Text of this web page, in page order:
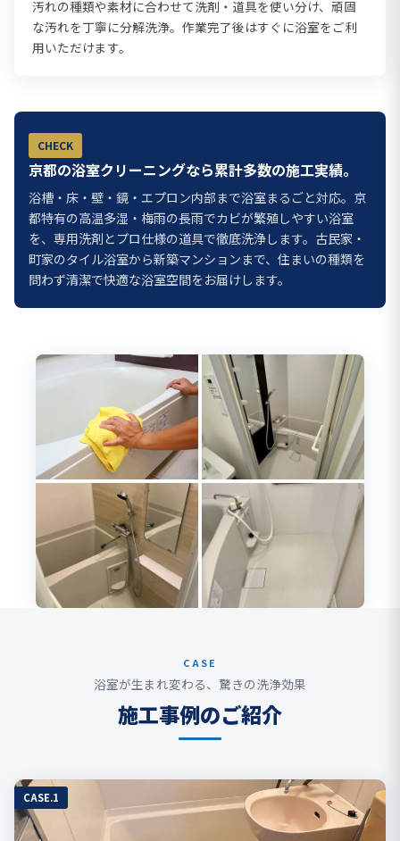
汚れの種類や素材に合わせて洗剤・道具を使い分け、頑固
な汚れを丁寧に分解洗浄。作業完了後はすぐに浴室をご利
用いただけます。
CHECK
京都の浴室クリーニングなら累計多数の施工実績。
浴槽・床・壁・鏡・エプロン内部まで浴室まるごと対応。京
都特有の高温多湿・梅雨の長雨でカビが繁殖しやすい浴室
を、専用洗剤とプロ仕様の道具で徹底洗浄します。古民家・
町家のタイル浴室から新築マンションまで、住まいの種類を
問わず清潔で快適な浴室空間をお届けします。
CASE
浴室が生まれ変わる、驚きの洗浄効果
施工事例のご紹介
CASE.1